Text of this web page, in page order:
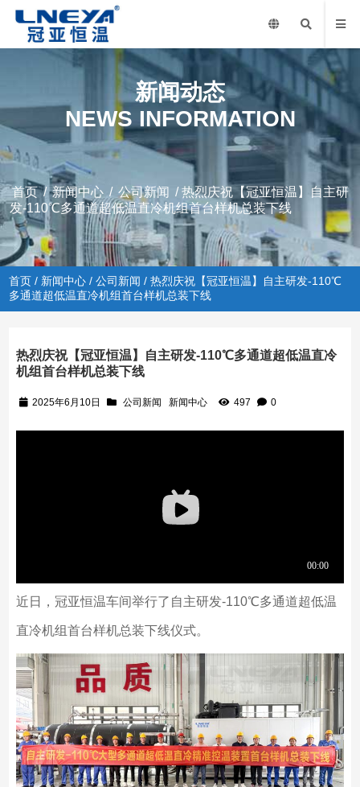
新闻动态
NEWS INFORMATION
首页/新闻中心 / 公司新闻 / 热烈庆祝【冠亚恒温】自主研
发-110℃多通道超低温直冷机组首台样机总装下线
首页 / 新闻中心 /公司新闻 / 热烈庆祝【冠亚恒温】自主研发-110℃
多通道超低温直冷机组首台样机总装下线
热烈庆祝【冠亚恒温】自主研发-110℃多通道超低温直冷
机组首台样机总装下线
2025年6月10日 公司新闻 新闻中心 497 0
近日，冠亚恒温车间举行了自主研发-110℃多通道超低温
直冷机组首台样机总装下线仪式。